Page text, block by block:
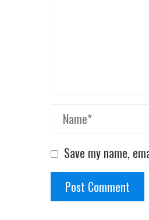
Save my name,